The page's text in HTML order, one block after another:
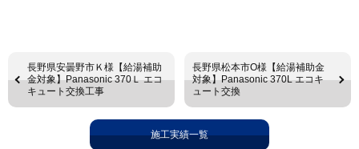
長野県安曇野市Ｋ様【給湯補助
金対象】Panasonic 370Ｌ エコ
キュート交換工事
長野県松本市O様【給湯補助金
対象】Panasonic 370L エコキ
ュート交換
施工実績一覧